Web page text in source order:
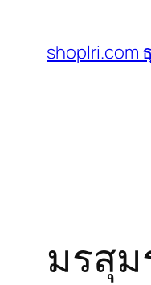
shoplri.com
มรสุม